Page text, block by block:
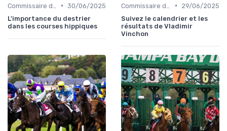
• 30/06/2025
L'importance du destrier
dans les courses hippiques
•
29/06/2025
Suivez le calendrier et les
résultats de Vladimir
Vinchon